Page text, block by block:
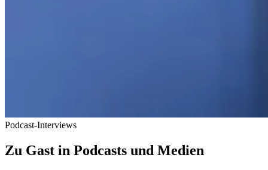
Podcast-Interviews
Zu Gast in Podcasts und Medien